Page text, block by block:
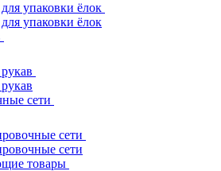
упаковки ёлок
упаковки ёлок
сети
сети
сети
товары